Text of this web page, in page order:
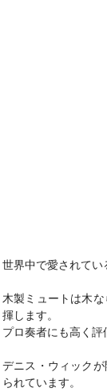
世界中で愛されてい
木製ミュートは木
揮します。
プロ奏者にも高く評
デニス・ウィック
られています。